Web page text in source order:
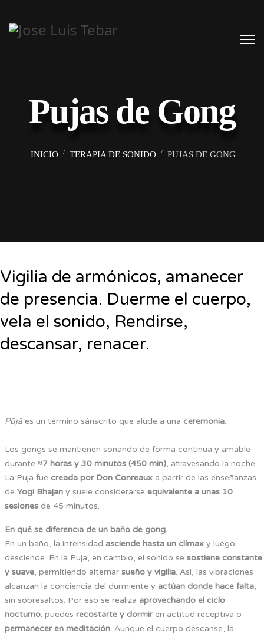
Pujas de Gong
INICIO TERAPIA DE SONIDO PUJAS DE GONG
Vigilia de armónicos, amanecer
de presencia. Duerme el cuerpo,
vela el sonido, Rendirse,
descansar, renacer.
Pūjā es un término sánscrito que alude a una ceremonia.
Los gongs se mantienen sonando de forma continua y amable
durante ≈7 horas y 30 minutos (450 min), atravesando la noche.
La Puja fue creada por Don Conreaux a partir de las enseñanzas
de Yogi Bhajan y suele considerarse equivalente a unas 10
sesiones de 45 minutos.
En qué se diferencia de un baño de gong.
En un baño, la intensidad asciende hasta un clímax y luego
desciende. En la Puja, en cambio, el sonido se sostiene constante
y suave, permitiendo alternar sueño y vigilia. Así, las vibraciones
alcanzan la conciencia del durmiente y actúan donde hace falta,
sin sobresaltos. Por eso se realiza aprovechando el ciclo
nocturno: puedes recostarte y dormiren actitud receptiva o
permanecer en meditación. Aunque el cuerpo descanse, la